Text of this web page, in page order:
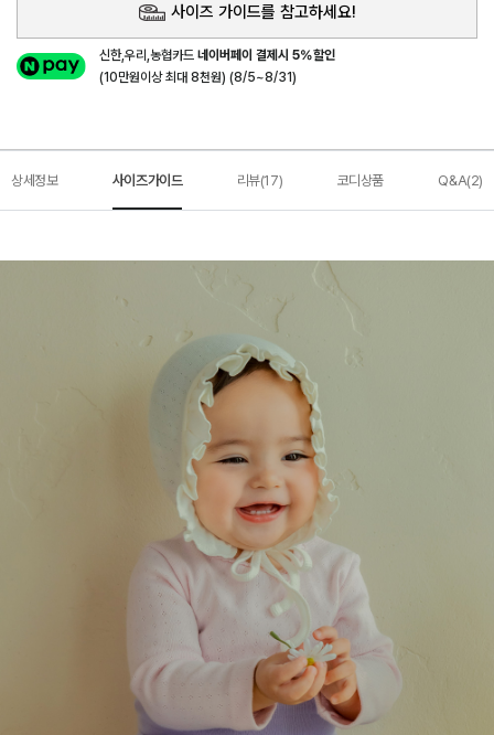
사이즈 가이드를 참고하세요!
신한,우리,농협카드네이버페이 결제시 5%할인
(10만원이상 최대 8천원) (8/5~8/31)
상세정보 사이즈가이드 리뷰(17) 코디상품 Q&A(2)